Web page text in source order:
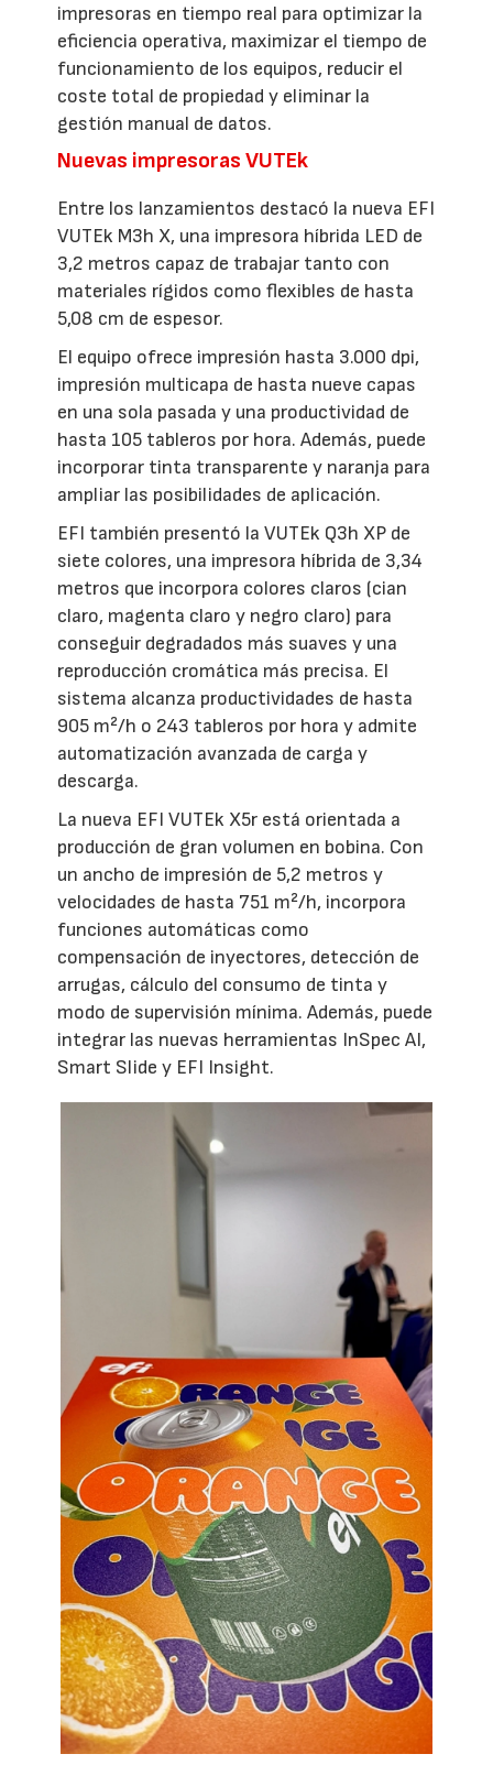
impresoras en tiempo real para optimizar la
eficiencia operativa, maximizar el tiempo de
funcionamiento de los equipos, reducir el
coste total de propiedad y eliminar la
gestión manual de datos.
Nuevas impresoras VUTEk
Entre los lanzamientos destacó la nueva EFI
VUTEk M3h X, una impresora híbrida LED de
3,2 metros capaz de trabajar tanto con
materiales rígidos como flexibles de hasta
5,08 cm de espesor.
El equipo ofrece impresión hasta 3.000 dpi,
impresión multicapa de hasta nueve capas
en una sola pasada y una productividad de
hasta 105 tableros por hora. Además, puede
incorporar tinta transparente y naranja para
ampliar las posibilidades de aplicación.
EFI también presentó la VUTEk Q3h XP de
siete colores, una impresora híbrida de 3,34
metros que incorpora colores claros (cian
claro, magenta claro y negro claro) para
conseguir degradados más suaves y una
reproducción cromática más precisa. El
sistema alcanza productividades de hasta
905 m²/h o 243 tableros por hora y admite
automatización avanzada de carga y
descarga.
La nueva EFI VUTEk X5r está orientada a
producción de gran volumen en bobina. Con
un ancho de impresión de 5,2 metros y
velocidades de hasta 751 m²/h, incorpora
funciones automáticas como
compensación de inyectores, detección de
arrugas, cálculo del consumo de tinta y
modo de supervisión mínima. Además, puede
integrar las nuevas herramientas InSpec AI,
Smart Slide y EFI Insight.